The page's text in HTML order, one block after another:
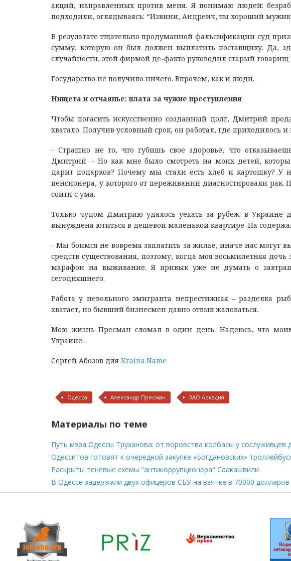
акций, направленных против меня. Я понимаю людей:
подходили, оглядываясь: “Извини, Андреич, ты хороший
В результате тщательно продуманной фальсификации суд
сумму, которую он был должен выплатить поставщику. Да,
случайности, этой фирмой де-факто руководил старый
Государство не получило ничего. Впрочем, как и люди.
Нищета и отчаянье: плата за чужие преступления
Чтобы погасить искусственно созданный долг, Дмитрий
хватало. Получив условный срок, он работал, где приходилось
- Страшно не то, что губишь свое здоровье, что
Дмитрий. – Но как мне было смотреть на моих детей,
дарит подарков? Почему мы стали есть хлеб и картошку?
пенсионера, у которого от переживаний диагностировали рак.
сойти с ума.
Только чудом Дмитрию удалось уехать за рубеж: в Украине
вынуждена ютиться в дешевой маленькой квартире. На
- Мы боимся не вовремя заплатить за жилье, иначе нас могут
средств существования, поэтому, когда моя восьмилетняя
марафон на выживание. Я привык уже не думать о
сегодняшнего.
Работа у невольного эмигранта непрестижная – разделка
хватает, но бывший бизнесмен давно отвык жаловаться.
Мою жизнь Пресман сломал в один день. Надеюсь, что
Украине…
Сергей Абозов для Kraina.Name
Одесса Александр Пресман ЗАО Аркадия
Материалы по теме
Путь мэра Одессы Труханова: от воровства колбасы у сослуживцев
Одесситов готовят к очередной закупке «Богдановских»
Раскрыты теневые схемы "антикоррупционера" Саакашвили
В Одессе задержали двух офицеров СБУ на взятке в 70000 долларов